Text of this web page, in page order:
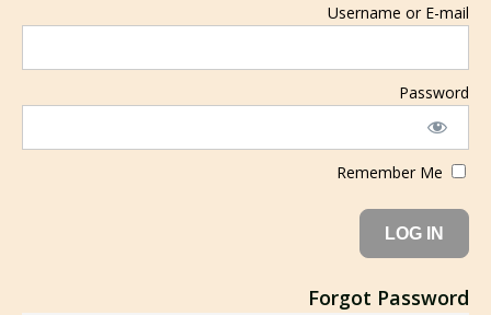
Username or E-mail
Password
Forgot Password